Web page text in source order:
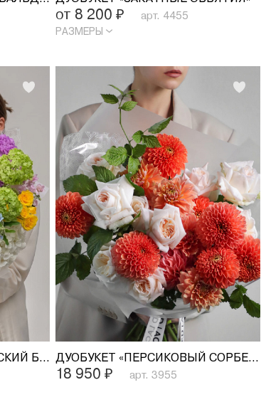
от 8 200₽ арт. 4455
РАЗМЕРЫ
«ДОФАМИНОВЫЙ» АВТОРСКИЙ БУКЕТ ДУОБУКЕТ «ПЕРСИКОВЫЙ СОРБЕТ»
18 950 ₽ арт. 3955